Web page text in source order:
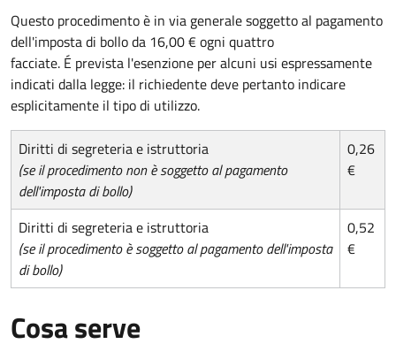
Questo procedimento è in via generale soggetto al pagamento
dell'imposta di bollo da 16,00 € ogni quattro
facciate. É prevista l'esenzione per alcuni usi espressamente
indicati dalla legge: il richiedente deve pertanto indicare
esplicitamente il tipo di utilizzo.
Diritti di segreteria e istruttoria
(se il procedimento non è soggetto al pagamento
dell'imposta di bollo)
0,26
€
Diritti di segreteria e istruttoria
(se il procedimento è soggetto al pagamento dell'imposta
di bollo)
0,52
€
Cosa serve